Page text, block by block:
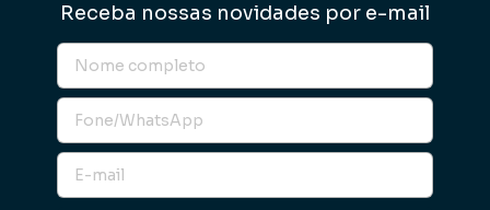
Receba nossas novidades por e-mail